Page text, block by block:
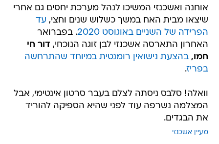
אוחנה ואשכנזי המשיכו לנהל מערכת יחסים גם אחרי
שיצאו מבית האח במשך כשלוש שנים וחצי, עד
הפרידה של השניים באוגוסט 2020
. בפברואר
האחרון התארסה אשכנזי לבן זוגה הנוכחי, דור חי
חמו, בהצעת נישואין רומנטית במיוחד שהתרחשה
בפריז.
וואלה! סלבס ניסתה לצלם בעבר סרטון אינטימי, אבל
המצלמה נשרפה עוד לפני שהיא הספיקה להוריד
את הבגדים.
מעיין אשכנזי